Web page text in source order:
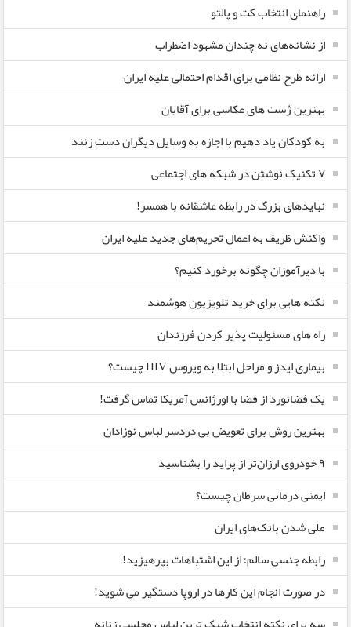
راهنمای انتخاب کت و پالتو
از نشانه‌های نه چندان مشهود اضطراب
ارائه طرح نظامی برای اقدام احتمالی علیه ایران
بهترین ژست های عکاسی برای آقایان
به کودکان یاد دهیم با اجازه به وسایل دیگران دست زنند
۷ تکنیک نوشتن در شبکه های اجتماعی
نبایدهای بزرگ در رابطه عاشقانه با همسر!
واکنش ظریف به اعمال تحریم‌های جدید علیه ایران
با دیرآموزان چگونه برخورد کنیم؟
نکته هایی برای خرید تلویزیون هوشمند
راه های مسئولیت پذیر کردن فرزندان
بیماری ایدز و مراحل ابتلا به ویروس HIV چیست؟
یک فضانورد از فضا با اورژانس آمریکا تماس گرفت!
بهترین روش برای تعویض بی دردسر لباس نوزادان
٩ خودروی ارزان‌تر از پراید را بشناسید
ایمنی درمانی سرطان چیست؟
ملی شدن بانک‌های ایران
رابطه جنسی سالم؛ از این اشتباهات بپرهیزید!
در صورت انجام این کارها در اروپا دستگیر می شوید!